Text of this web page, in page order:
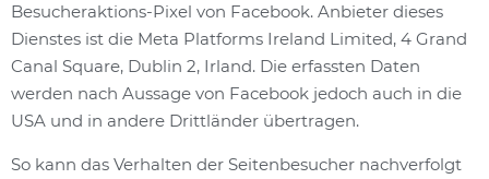
Besucheraktions-Pixel von Facebook. Anbieter dieses
Dienstes ist die Meta Platforms Ireland Limited, 4 Grand
Canal Square, Dublin 2, Irland. Die erfassten Daten
werden nach Aussage von Facebook jedoch auch in die
USA und in andere Drittländer übertragen.
So kann das Verhalten der Seitenbesucher nachverfolgt